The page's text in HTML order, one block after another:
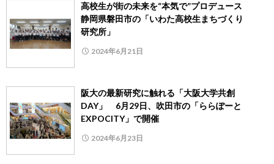
高校生が街の未来を“本気で”プロデュース
静岡県磐田市の「いわた高校生まちづくり
研究所」
2024年6月21日
阪大の最新研究に触れる「大阪大学共創
DAY」 6月29日、吹田市の「ららぽーと
EXPOCITY」で開催
2024年6月23日